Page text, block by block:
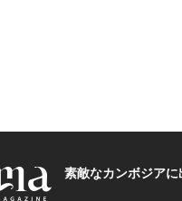
素敵なカンボジア